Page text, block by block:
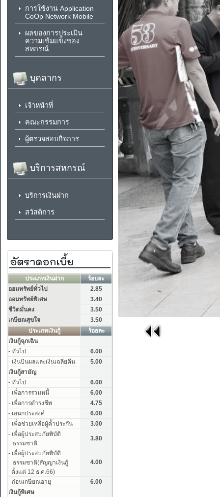
การใช้งาน Application
CoOp Network Mobile
ผลของการประเมิน
ความเข้มแข็งของ
สหกรณ์
บุคลากร
เจ้าหน้าที่
คณะกรรมการ
ผู้ตรวจสอบกิจการ
บริการสหกรณ์
บริการเงินฝาก
สวัสดิการ